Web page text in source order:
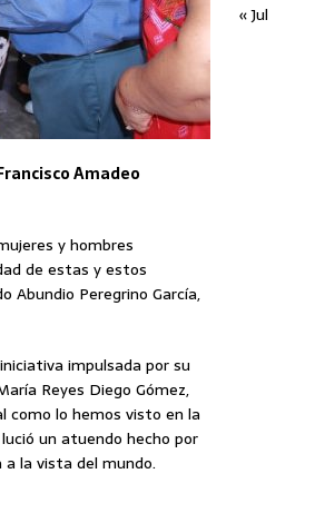
Amadeo
y hombres
de estas y estos
Abundio Peregrino García,
impulsada por su
Reyes Diego Gómez,
como lo hemos visto en la
un atuendo hecho por
la vista del mundo.
« Jul